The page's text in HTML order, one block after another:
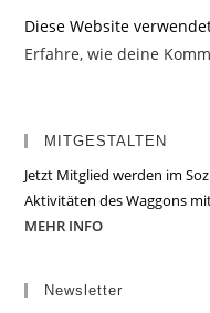
Diese Website
Erfahre, wie deine
MITGESTALTEN
Jetzt Mitglied werden im
Aktivitäten des Waggons
MEHR INFO
Newsletter